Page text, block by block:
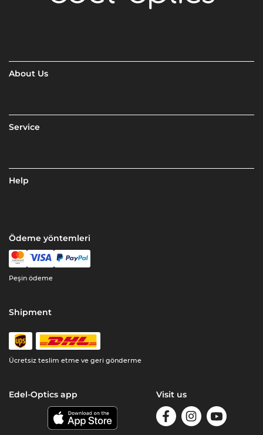
About Us
Service
Help
Ödeme yöntemleri
Peşin ödeme
Shipment
Ücretsiz teslim etme ve geri gönderme
Edel-Optics app Visit us